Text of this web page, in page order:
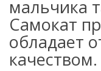
мальчика
Самокат
обладает
качеством.